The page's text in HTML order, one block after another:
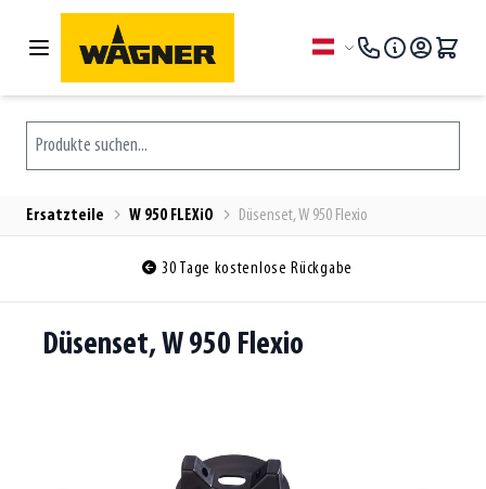
Zum Inhalt springen
Sprache
Produkte suchen...
Ersatzteile W 950 FLEXiO Düsenset, W 950 Flexio
30 Tage kostenlose Rückgabe
Düsenset, W 950 Flexio